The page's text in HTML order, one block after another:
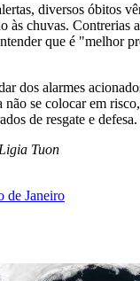
diversos óbitos
às chuvas. Contrerias
que é "melhor
dos alarmes
não se colocar em
de resgate e defesa.
Tuon
de Janeiro